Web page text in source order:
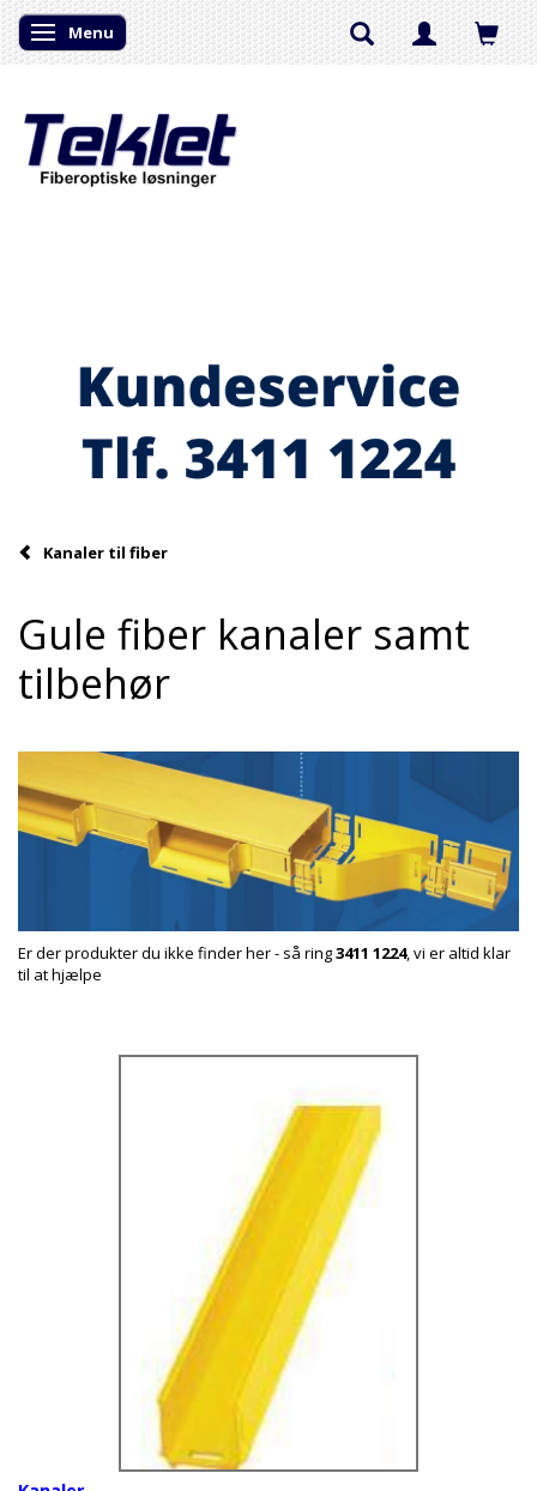
Skifte navigation
Menu
Kanaler til fiber
Gule fiber kanaler samt
tilbehør
Er der produkter du ikke finder her - så ring3411 1224, vi er altid klar
til at hjælpe